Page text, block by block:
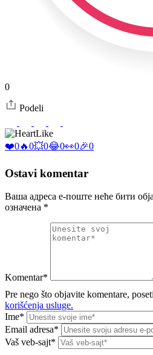
0
Podeli
Like
❤️0🔥0💥0😂0👀0🎉0
Ostavi komentar
Ваша адреса е-поште неће бити
означена *
Komentar*
Pre nego što objavite komentare,
korišćenja usluge.
Ime*
Email adresa*
Vaš veb-sajt*